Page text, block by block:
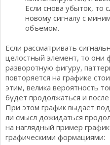
Если снова убыток, то
новому сигналу с
объемом.
Если рассматривать
целостный элемент, то они
разворотную фигуру,
повторяется на графике
этим, велика вероятность
будет продолжаться и
При этом график выдает
ли смысл дожидаться
на наглядный пример
графическими формациями: